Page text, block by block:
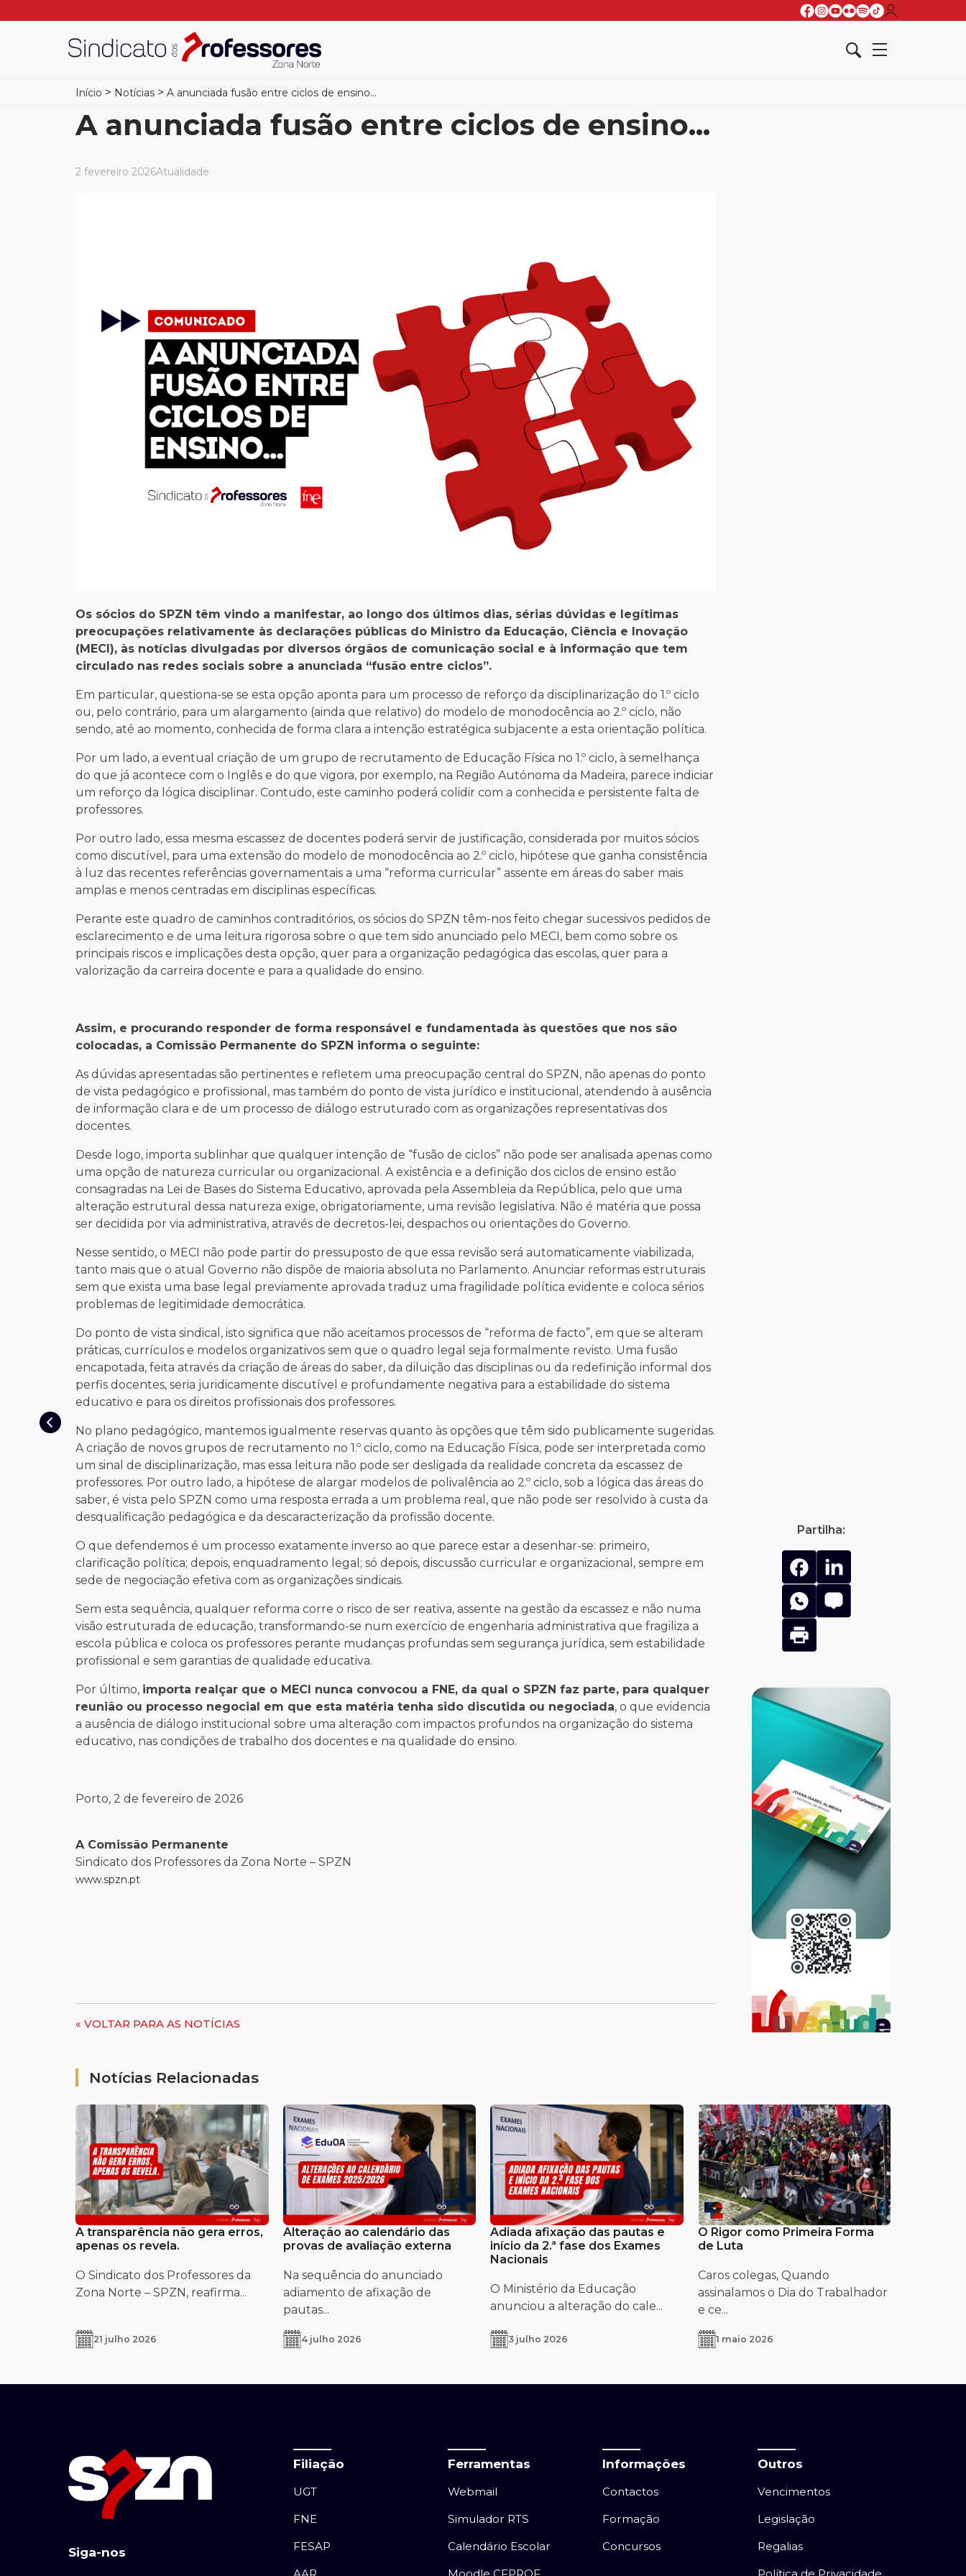
Início > Notícias > A anunciada fusão entre ciclos de ensino...
A anunciada fusão entre ciclos de ensino...
2 fevereiro 2026Atualidade
Os sócios do SPZN têm vindo a manifestar, ao longo dos últimos dias, sérias dúvidas e legítimas
preocupações relativamente às declarações públicas do Ministro da Educação, Ciência e Inovação
(MECI), às notícias divulgadas por diversos órgãos de comunicação social e à informação que tem
circulado nas redes sociais sobre a anunciada “fusão entre ciclos”.
Em particular, questiona-se se esta opção aponta para um processo de reforço da disciplinarização do 1.º ciclo
ou, pelo contrário, para um alargamento (ainda que relativo) do modelo de monodocência ao 2.º ciclo, não
sendo, até ao momento, conhecida de forma clara a intenção estratégica subjacente a esta orientação política.
Por um lado, a eventual criação de um grupo de recrutamento de Educação Física no 1.º ciclo, à semelhança
do que já acontece com o Inglês e do que vigora, por exemplo, na Região Autónoma da Madeira, parece indiciar
um reforço da lógica disciplinar. Contudo, este caminho poderá colidir com a conhecida e persistente falta de
professores.
Por outro lado, essa mesma escassez de docentes poderá servir de justificação, considerada por muitos sócios
como discutível, para uma extensão do modelo de monodocência ao 2.º ciclo, hipótese que ganha consistência
à luz das recentes referências governamentais a uma “reforma curricular” assente em áreas do saber mais
amplas e menos centradas em disciplinas específicas.
Perante este quadro de caminhos contraditórios, os sócios do SPZN têm-nos feito chegar sucessivos pedidos de
esclarecimento e de uma leitura rigorosa sobre o que tem sido anunciado pelo MECI, bem como sobre os
principais riscos e implicações desta opção, quer para a organização pedagógica das escolas, quer para a
valorização da carreira docente e para a qualidade do ensino.
Assim, e procurando responder de forma responsável e fundamentada às questões que nos são
colocadas, a Comissão Permanente do SPZN informa o seguinte:
As dúvidas apresentadas são pertinentes e refletem uma preocupação central do SPZN, não apenas do ponto
de vista pedagógico e profissional, mas também do ponto de vista jurídico e institucional, atendendo à ausência
de informação clara e de um processo de diálogo estruturado com as organizações representativas dos
docentes.
Desde logo, importa sublinhar que qualquer intenção de “fusão de ciclos” não pode ser analisada apenas como
uma opção de natureza curricular ou organizacional. A existência e a definição dos ciclos de ensino estão
consagradas na Lei de Bases do Sistema Educativo, aprovada pela Assembleia da República, pelo que uma
alteração estrutural dessa natureza exige, obrigatoriamente, uma revisão legislativa. Não é matéria que possa
ser decidida por via administrativa, através de decretos-lei, despachos ou orientações do Governo.
Nesse sentido, o MECI não pode partir do pressuposto de que essa revisão será automaticamente viabilizada,
tanto mais que o atual Governo não dispõe de maioria absoluta no Parlamento. Anunciar reformas estruturais
sem que exista uma base legal previamente aprovada traduz uma fragilidade política evidente e coloca sérios
problemas de legitimidade democrática.
Do ponto de vista sindical, isto significa que não aceitamos processos de “reforma de facto”, em que se alteram
práticas, currículos e modelos organizativos sem que o quadro legal seja formalmente revisto. Uma fusão
encapotada, feita através da criação de áreas do saber, da diluição das disciplinas ou da redefinição informal dos
perfis docentes, seria juridicamente discutível e profundamente negativa para a estabilidade do sistema
educativo e para os direitos profissionais dos professores.
No plano pedagógico, mantemos igualmente reservas quanto às opções que têm sido publicamente sugeridas.
A criação de novos grupos de recrutamento no 1.º ciclo, como na Educação Física, pode ser interpretada como
um sinal de disciplinarização, mas essa leitura não pode ser desligada da realidade concreta da escassez de
professores. Por outro lado, a hipótese de alargar modelos de polivalência ao 2.º ciclo, sob a lógica das áreas do
saber, é vista pelo SPZN como uma resposta errada a um problema real, que não pode ser resolvido à custa da
desqualificação pedagógica e da descaracterização da profissão docente.
O que defendemos é um processo exatamente inverso ao que parece estar a desenhar-se: primeiro,
clarificação política; depois, enquadramento legal; só depois, discussão curricular e organizacional, sempre em
sede de negociação efetiva com as organizações sindicais.
Sem esta sequência, qualquer reforma corre o risco de ser reativa, assente na gestão da escassez e não numa
visão estruturada de educação, transformando-se num exercício de engenharia administrativa que fragiliza a
escola pública e coloca os professores perante mudanças profundas sem segurança jurídica, sem estabilidade
profissional e sem garantias de qualidade educativa.
Por último, importa realçar que o MECI nunca convocou a FNE, da qual o SPZN faz parte, para qualquer
reunião ou processo negocial em que esta matéria tenha sido discutida ou negociada, o que evidencia
a ausência de diálogo institucional sobre uma alteração com impactos profundos na organização do sistema
educativo, nas condições de trabalho dos docentes e na qualidade do ensino.
Porto, 2 de fevereiro de 2026
A Comissão Permanente
Sindicato dos Professores da Zona Norte – SPZN
www.spzn.pt
« VOLTAR PARA AS NOTÍCIAS
Partilha:
Notícias Relacionadas
A transparência não gera erros,
apenas os revela.
O Sindicato dos Professores da
Zona Norte – SPZN, reafirma...
21 julho 2026
Alteração ao calendário das
provas de avaliação externa
Na sequência do anunciado
adiamento de afixação de
pautas...
4 julho 2026
Adiada afixação das pautas e
início da 2.ª fase dos Exames
Nacionais
O Ministério da Educação
anunciou a alteração do cale...
3 julho 2026
O Rigor como Primeira Forma
de Luta
Caros colegas, Quando
assinalamos o Dia do Trabalhador
e ce...
1 maio 2026
Siga-nos
Filiação
UGT
FNE
FESAP
AAR
Ferramentas
Webmail
Simulador RTS
Calendário Escolar
Moodle CFPROF
Informações
Contactos
Formação
Concursos
Outros
Vencimentos
Legislação
Regalias
Política de Privacidade